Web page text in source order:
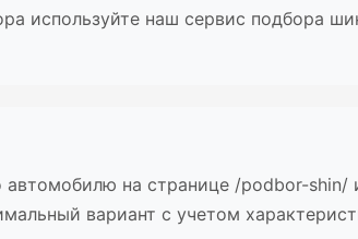
используйте наш сервис подбора
на странице /podbor-shin/
вариант с учетом